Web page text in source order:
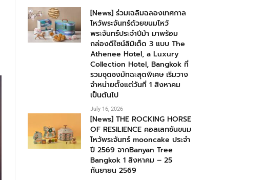
[News] ร่วมเฉลิมฉลองเทศกาล
ไหว้พระจันทร์ด้วยขนมไหว้
พระจันทร์ประจำปีม้า มาพร้อม
กล่องดีไซน์ลิมิเต็ด 3 แบบ The
Athenee Hotel, a Luxury
Collection Hotel, Bangkok ที่
รวมชุดชงมัทฉะสุดพิเศษ เริ่มวาง
จำหน่ายตั้งแต่วันที่ 1 สิงหาคม
เป็นต้นไป
July 16, 2026
[News] THE ROCKING HORSE
OF RESILIENCE คอลเลกชันขนม
ไหว้พระจันทร์ mooncake ประจำ
ปี 2569 จากBanyan Tree
Bangkok 1 สิงหาคม – 25
กันยายน 2569